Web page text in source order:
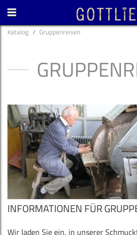
Katalog Gruppenreisen
INFORMATIONEN FÜR
Wir laden Sie ein, in unserer